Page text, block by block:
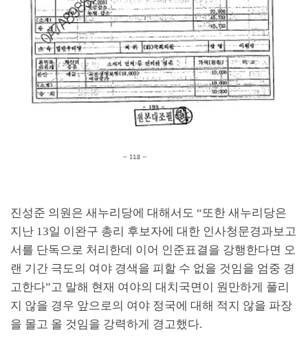
진성준 의원은 새누리당에 대해서도 “또한 새누리당은
지난 13일 이완구 총리 후보자에 대한 인사청문경과보고
서를 단독으로 처리한데 이어 인준표결을 강행한다면 오
랜 기간 극도의 여야 경색을 피할 수 없을 것임을 엄중 경
고한다”고 말해 현재 여야의 대치국면이 원만하게 풀리
지 않을 경우 앞으로의 여야 정국에 대해 적지 않을 파장
을 몰고 올 것임을 강력하게 경고했다.